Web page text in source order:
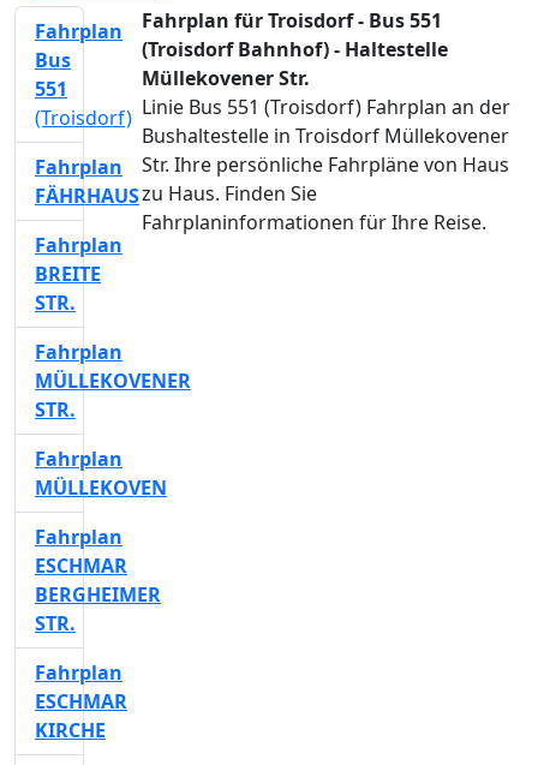
Fahrplan für Troisdorf - Bus 551
(Troisdorf Bahnhof) - Haltestelle
Müllekovener Str.
Linie Bus 551 (Troisdorf) Fahrplan an der
Bushaltestelle in Troisdorf Müllekovener
Str. Ihre persönliche Fahrpläne von Haus
zu Haus. Finden Sie
Fahrplaninformationen für Ihre Reise.
Fahrplan
Bus
551
(Troisdorf)
Fahrplan
FÄHRHAUS
Fahrplan
BREITE
STR.
Fahrplan
MÜLLEKOVENER
STR.
Fahrplan
MÜLLEKOVEN
Fahrplan
ESCHMAR
BERGHEIMER
STR.
Fahrplan
ESCHMAR
KIRCHE